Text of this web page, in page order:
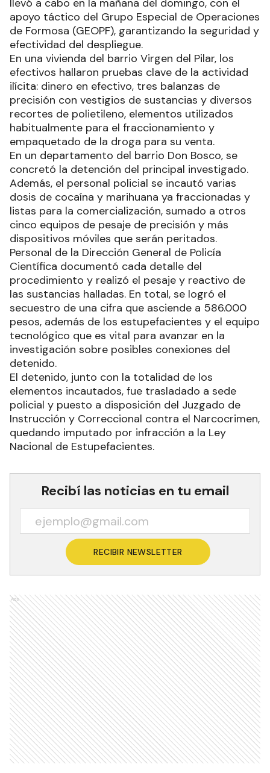
apoyo táctico del Grupo Especial de Operaciones
de Formosa (GEOPF), garantizando la seguridad y
efectividad del despliegue.
En una vivienda del barrio Virgen del Pilar, los
efectivos hallaron pruebas clave de la actividad
ilícita: dinero en efectivo, tres balanzas de
precisión con vestigios de sustancias y diversos
recortes de polietileno, elementos utilizados
habitualmente para el fraccionamiento y
empaquetado de la droga para su venta.
En un departamento del barrio Don Bosco, se
concretó la detención del principal investigado.
Además, el personal policial se incautó varias
dosis de cocaína y marihuana ya fraccionadas y
listas para la comercialización, sumado a otros
cinco equipos de pesaje de precisión y más
dispositivos móviles que serán peritados.
Personal de la Dirección General de Policía
Científica documentó cada detalle del
procedimiento y realizó el pesaje y reactivo de
las sustancias halladas. En total, se logró el
secuestro de una cifra que asciende a 586.000
pesos, además de los estupefacientes y el equipo
tecnológico que es vital para avanzar en la
investigación sobre posibles conexiones del
detenido.
El detenido, junto con la totalidad de los
elementos incautados, fue trasladado a sede
policial y puesto a disposición del Juzgado de
Instrucción y Correccional contra el Narcocrimen,
quedando imputado por infracción a la Ley
Nacional de Estupefacientes.
Recibí las noticias en tu email
RECIBIR NEWSLETTER
Ads